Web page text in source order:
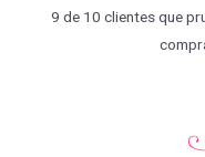
9 de 10 clientes que